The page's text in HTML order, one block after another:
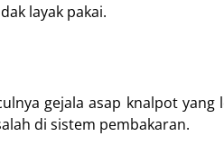
layak pakai.
gejala asap knalpot yang
di sistem pembakaran.